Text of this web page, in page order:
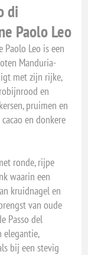
di
Paolo Leo
Paolo Leo is een
Manduria-
met zijn rijke,
en
pruimen en
en donkere
ronde, rijpe
waarin een
kruidnagel en
van oude
Passo del
elegantie,
bij een stevig